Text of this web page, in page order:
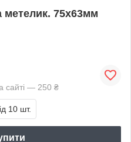
метелик. 75х63мм
сайті — 250 ₴
10 шт.